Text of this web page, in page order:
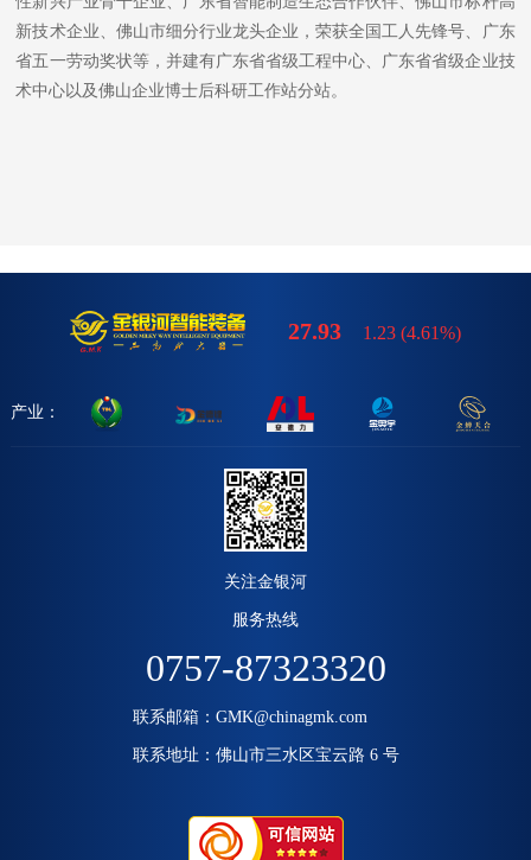
新技术企业、佛山市细分行业龙头企业，荣获全国工人先锋号、广东
省五一劳动奖状等，并建有广东省省级工程中心、广东省省级企业技
术中心以及佛山企业博士后科研工作站分站。
27.93 1.23(4.61%)
产业：
关注金银河
服务热线
0757-87323320
联系邮箱：GMK@chinagmk.com
联系地址：佛山市三水区宝云路 6 号